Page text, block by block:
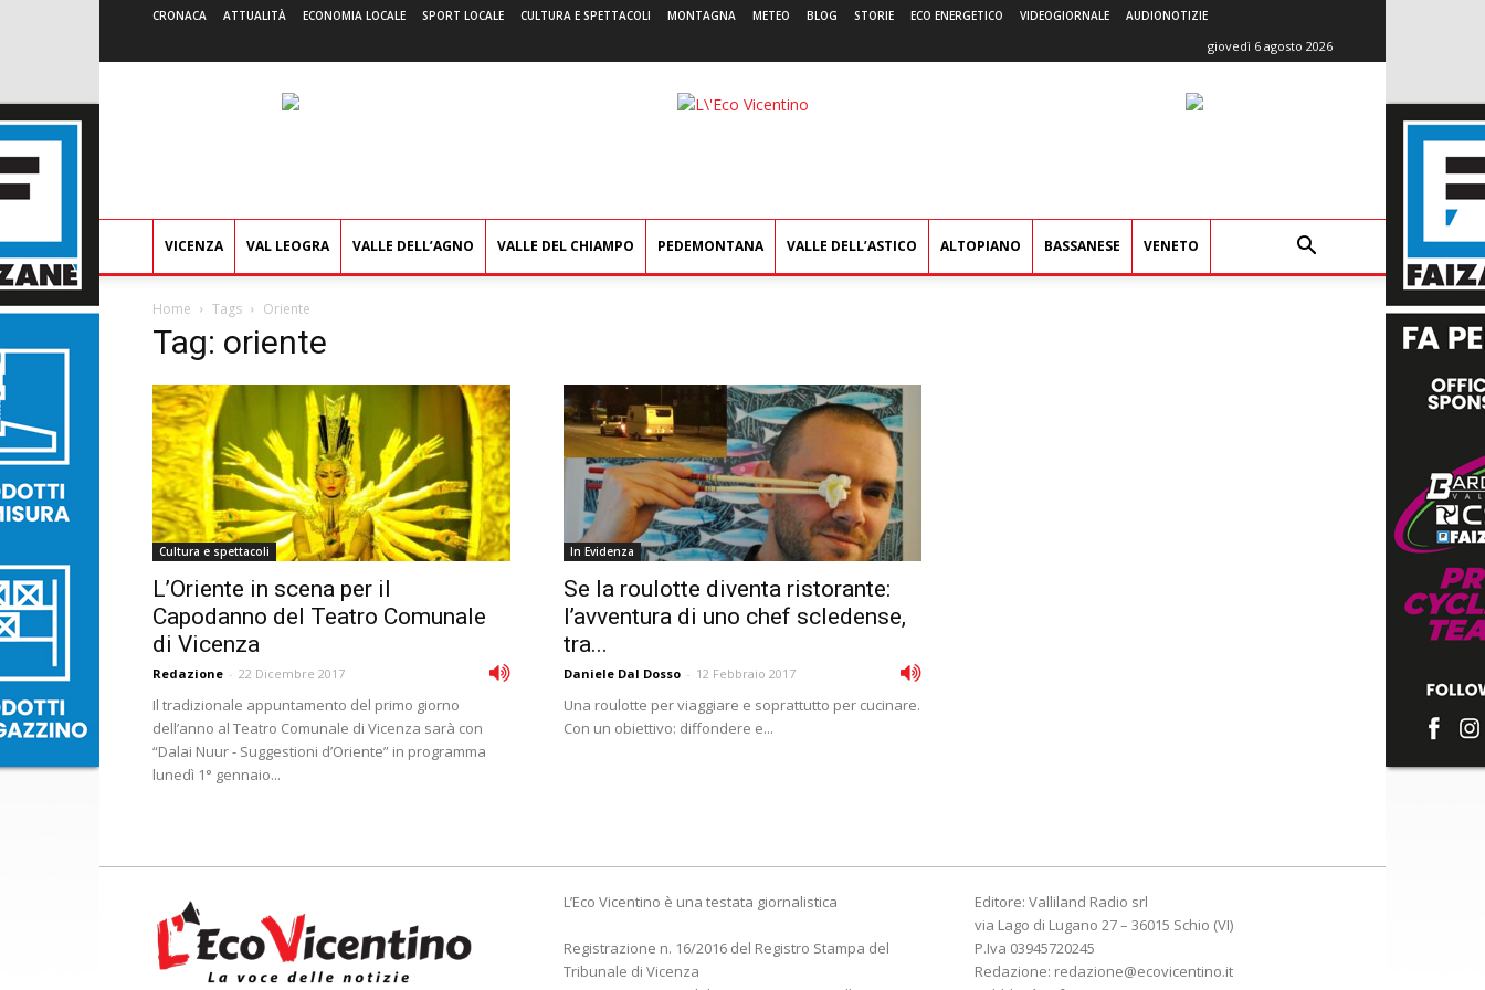
CRONACA ATTUALITÀ ECONOMIA LOCALE SPORT LOCALE CULTURA E SPETTACOLI MONTAGNA METEO BLOG STORIE ECO ENERGETICO VIDEOGIORNALE AUDIONOTIZIE
giovedì 6 agosto 2026
L'Eco
VICENZA VAL LEOGRA VALLE DELL’AGNO VALLE DEL CHIAMPO PEDEMONTANA VALLE DELL’ASTICO ALTOPIANO BASSANESE VENETO
Home Tags Oriente
Tag: oriente
Cultura e spettacoli
L’Oriente in scena per il
Capodanno del Teatro Comunale
di Vicenza
Redazione - 22 Dicembre 2017
Il tradizionale appuntamento del primo giorno
dell’anno al Teatro Comunale di Vicenza sarà con
“Dalai Nuur - Suggestioni d’Oriente” in programma
lunedì 1° gennaio...
In Evidenza
Se la roulotte diventa ristorante:
l’avventura di uno chef scledense,
tra...
Daniele Dal Dosso - 12 Febbraio 2017
Una roulotte per viaggiare e soprattutto per cucinare.
Con un obiettivo: diffondere e...
L’Eco Vicentino è una testata giornalistica
Registrazione n. 16/2016 del Registro Stampa del
Tribunale di Vicenza
Editore: Valliland Radio srl
via Lago di Lugano 27 – 36015 Schio (VI)
P.Iva 03945720245
Redazione: redazione@ecovicentino.it